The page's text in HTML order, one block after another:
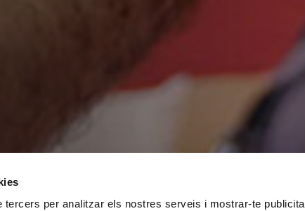
tercers per analitzar els nostres serveis i mostrar-te